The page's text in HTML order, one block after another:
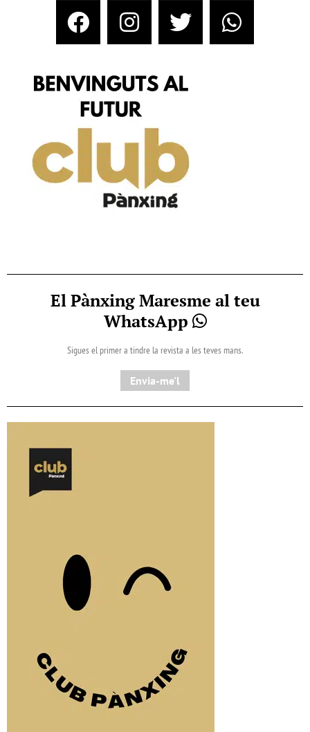
El Pànxing Maresme al teu
WhatsApp
Sigues el primer a tindre la revista a les teves mans.
Envia-me'l